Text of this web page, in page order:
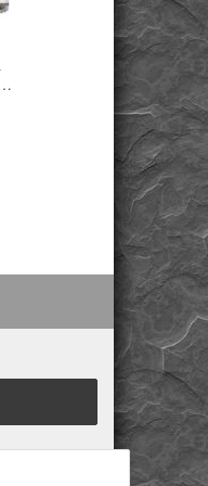
Kobaltcalcit /
Trommelstein
Sonderqualität - ca.
cm x 1,6 cm
29,90 €*
inkl. 19% USt. ,